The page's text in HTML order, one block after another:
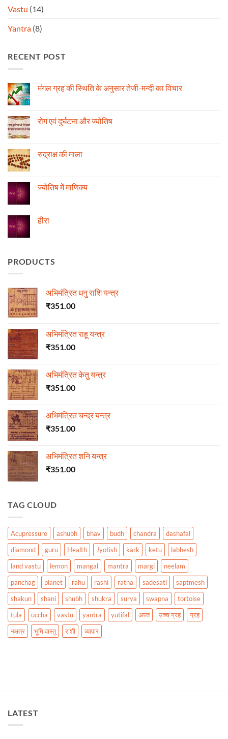
Vastu (14)
Yantra (8)
RECENT POST
मंगल ग्रह की स्थिति के अनुसार तेजी-मन्दी का विचार
मंगल
ग्रह
तेजी-
रोग एवं दुर्घटना और ज्योतिष
एवं
रुद्राक्ष की माला
रुद्राक्ष
की
ज्योतिष में माणिक्य
ज्योतिष
मेंहीरा
PRODUCTS
अभिमंत्रित धनु राशि यन्त्र
₹351.00
अभिमंत्रित राहू यन्त्र
₹351.00
अभिमंत्रित केतु यन्त्र
₹351.00
अभिमंत्रित चन्द्र यन्त्र
₹351.00
अभिमंत्रित शनि यन्त्र
₹351.00
TAG CLOUD
Acupressure ashubh bhav budh chandra
dashafal
diamond
guru Health Jyotish kark ketu
labhesh
land vastu
lemon mangal mantra margi
neelam
panchag
planet rahu rashi ratna sadesati
saptmesh
shakun
shani shubh shukra surya swapna
tortoise
tula
uccha vastu yantra yutifal अस्त उच्च ग्रह
ग्रह
नक्षत्र
भूमि वास्तु राशी व्यापार
LATEST